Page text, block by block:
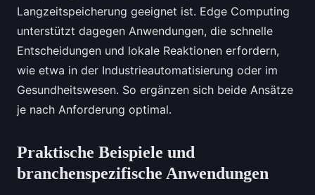
Langzeitspeicherung geeignet ist. Edge Computing
unterstützt dagegen Anwendungen, die schnelle
Entscheidungen und lokale Reaktionen erfordern,
wie etwa in der Industrieautomatisierung oder im
Gesundheitswesen. So ergänzen sich beide Ansätze
je nach Anforderung optimal.
Praktische Beispiele und
branchenspezifische Anwendungen